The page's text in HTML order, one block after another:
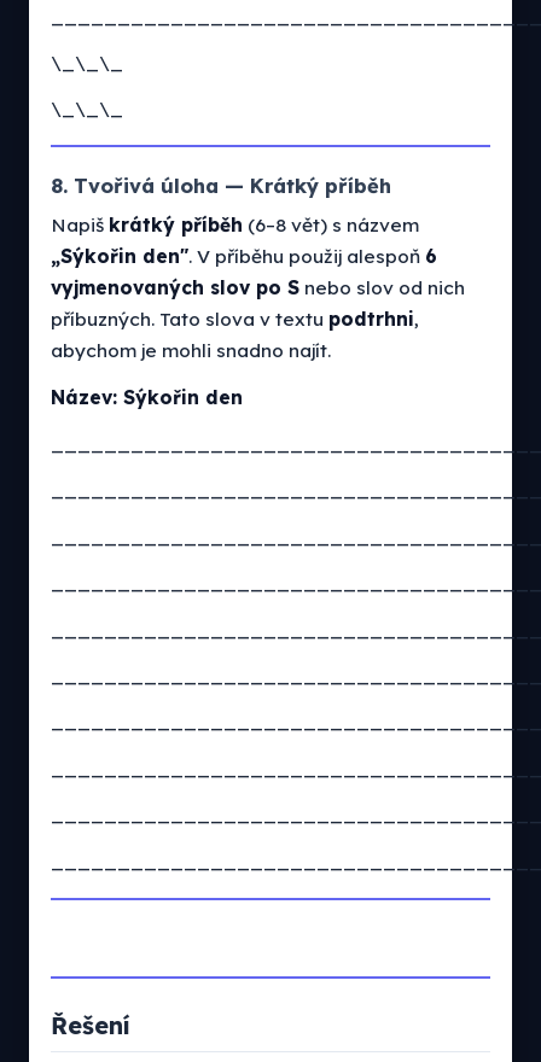
\_\_\_
\_\_\_
8. Tvořivá úloha — Krátký příběh
Napiš krátký příběh (6–8 vět) s názvem
„Sýkořin den". V příběhu použij alespoň 6
vyjmenovaných slov po S nebo slov od nich
příbuzných. Tato slova v textu podtrhni,
abychom je mohli snadno najít.
Název: Sýkořin den
Řešení